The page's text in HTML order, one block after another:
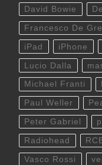
David Bowie
Francesco De
iPad iPhone
Lucio Dalla
Michael Franti
Paul Weller
Peter Gabriel
Radiohead
Vasco Rossi